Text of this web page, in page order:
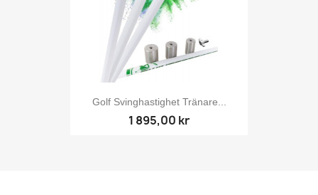
Golf Svinghastighet Tränare...
1 895,00 kr